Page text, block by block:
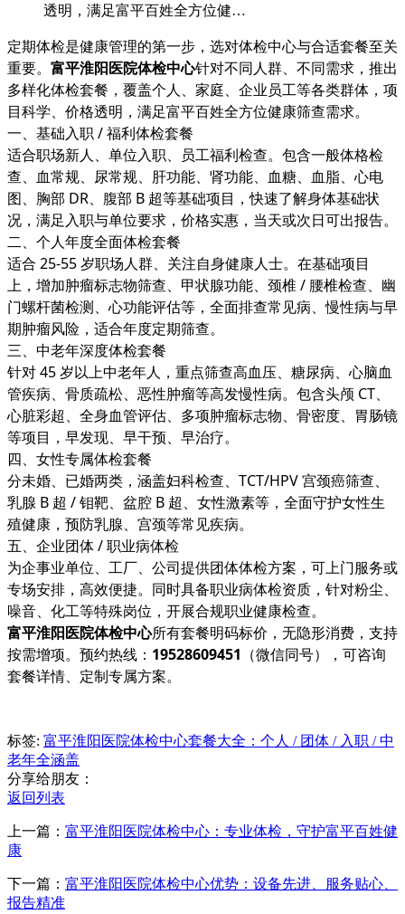
透明，满足富平百姓全方位健…
定期体检是健康管理的第一步，选对体检中心与合适套餐至关
重要。 富平淮阳医院体检中心针对不同人群、不同需求，推出
多样化体检套餐，覆盖个人、家庭、企业员工等各类群体，项
目科学、价格透明，满足富平百姓全方位健康筛查需求。
一、基础入职 / 福利体检套餐
适合职场新人、单位入职、员工福利检查。包含一般体格检
查、血常规、尿常规、肝功能、肾功能、血糖、血脂、心电
图、胸部 DR、腹部 B 超等基础项目，快速了解身体基础状
况，满足入职与单位要求，价格实惠，当天或次日可出报告。
二、个人年度全面体检套餐
适合 25-55 岁职场人群、关注自身健康人士。在基础项目
上，增加肿瘤标志物筛查、甲状腺功能、颈椎 / 腰椎检查、幽
门螺杆菌检测、心功能评估等，全面排查常见病、慢性病与早
期肿瘤风险，适合年度定期筛查。
三、中老年深度体检套餐
针对 45 岁以上中老年人，重点筛查高血压、糖尿病、心脑血
管疾病、骨质疏松、恶性肿瘤等高发慢性病。包含头颅 CT、
心脏彩超、全身血管评估、多项肿瘤标志物、骨密度、胃肠镜
等项目，早发现、早干预、早治疗。
四、女性专属体检套餐
分未婚、已婚两类，涵盖妇科检查、TCT/HPV 宫颈癌筛查、
乳腺 B 超 / 钼靶、盆腔 B 超、女性激素等，全面守护女性生
殖健康，预防乳腺、宫颈等常见疾病。
五、企业团体 / 职业病体检
为企事业单位、工厂、公司提供团体体检方案，可上门服务或
专场安排，高效便捷。同时具备职业病体检资质，针对粉尘、
噪音、化工等特殊岗位，开展合规职业健康检查。
富平淮阳医院体检中心所有套餐明码标价，无隐形消费，支持
按需增项。预约热线： 19528609451 （微信同号），可咨询
套餐详情、定制专属方案。
标签: 富平淮阳医院体检中心套餐大全：个人 / 团体 / 入职 / 中
老年全涵盖
分享给朋友：
返回列表
上一篇： 富平淮阳医院体检中心：专业体检，守护富平百姓健
康
下一篇： 富平淮阳医院体检中心优势：设备先进、服务贴心、
报告精准